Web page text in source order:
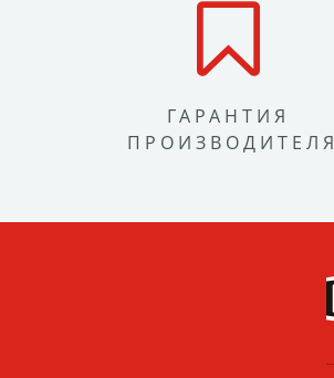
ГАРАНТИЯ
ПРОИЗВОДИТЕЛЯ